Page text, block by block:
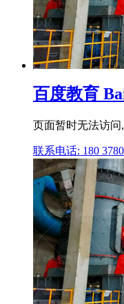
百度教育
页面暂时无法访
联系电话: 180 3780